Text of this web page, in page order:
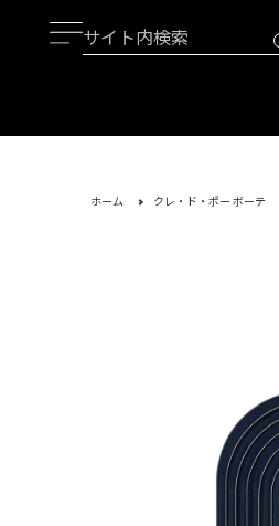
ホーム クレ・ド・ポー ボーテ